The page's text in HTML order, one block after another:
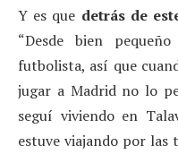
Y es que detrás de
“Desde bien
futbolista, así que
jugar a Madrid no lo
seguí viviendo en
estuve viajando por